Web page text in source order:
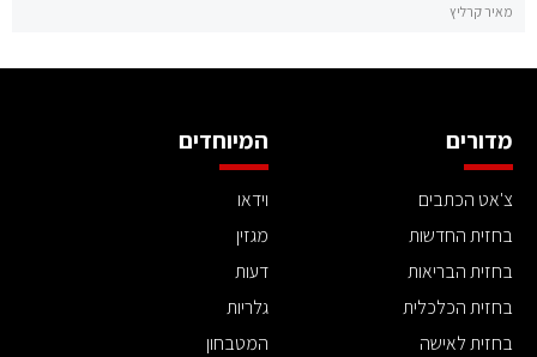
מאיר קרליץ
מדורים
צ'אט הכתבים
בחזית החדשות
בחזית הבריאות
בחזית הכלכלית
בחזית לאישה
המיוחדים
וידאו
מגזין
דעות
גלריות
המטבחון